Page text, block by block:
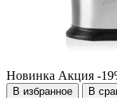
Новинка Акция -
В избранное В